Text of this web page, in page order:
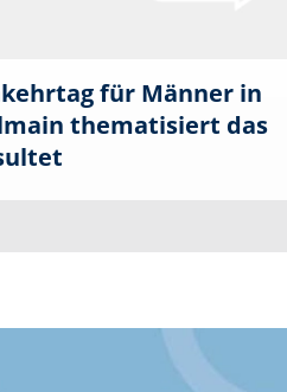
für Männer in
thematisiert das